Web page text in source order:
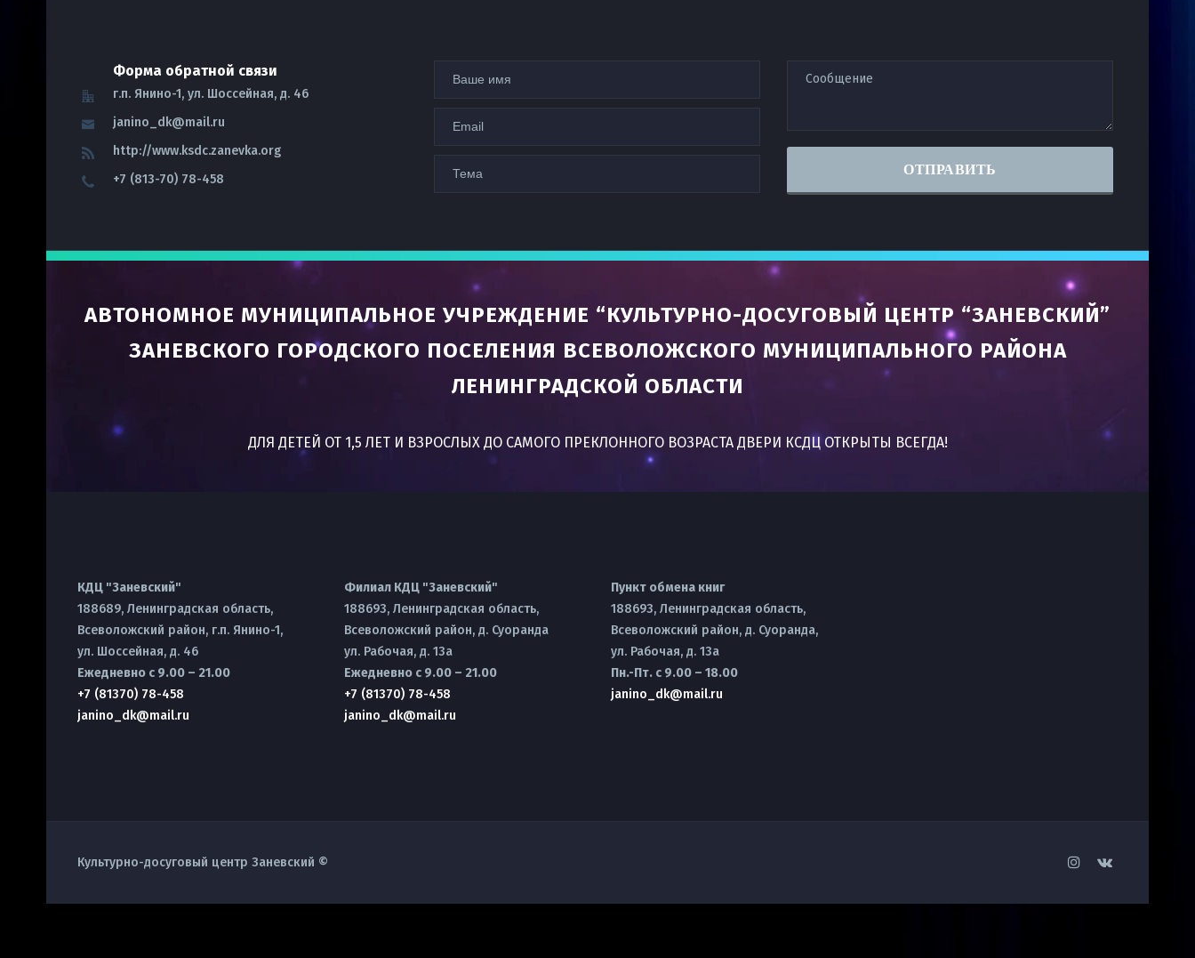
Форма обратной связи
г.п. Янино-1, ул. Шоссейная, д. 46
janino_dk@mail.ru
http://www.ksdc.zanevka.org
+7 (813-70) 78-458
АВТОНОМНОЕ МУНИЦИПАЛЬНОЕ УЧРЕЖДЕНИЕ “КУЛЬТУРНО-ДОСУГОВЫЙ ЦЕНТР “ЗАНЕВСКИЙ”
ЗАНЕВСКОГО ГОРОДСКОГО ПОСЕЛЕНИЯ ВСЕВОЛОЖСКОГО МУНИЦИПАЛЬНОГО РАЙОНА
ЛЕНИНГРАДСКОЙ ОБЛАСТИ
ДЛЯ ДЕТЕЙ ОТ 1,5 ЛЕТ И ВЗРОСЛЫХ ДО САМОГО ПРЕКЛОННОГО ВОЗРАСТА ДВЕРИ КСДЦ ОТКРЫТЫ ВСЕГДА!
КДЦ "Заневский"
188689, Ленинградская область,
Всеволожский район, г.п. Янино-1,
ул. Шоссейная, д. 46
Ежедневно с 9.00 – 21.00
+7 (81370) 78-458
janino_dk@mail.ru
Филиал КДЦ "Заневский"
188693, Ленинградская область,
Всеволожский район, д. Суоранда
ул. Рабочая, д. 13а
Ежедневно с 9.00 – 21.00
+7 (81370) 78-458
janino_dk@mail.ru
Пункт обмена книг
188693, Ленинградская область,
Всеволожский район, д. Суоранда,
ул. Рабочая, д. 13а
Пн.-Пт. с 9.00 – 18.00
janino_dk@mail.ru
Культурно-досуговый центр Заневский ©